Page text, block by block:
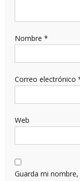
Nombre *
Correo electrónico
Web
Guarda mi